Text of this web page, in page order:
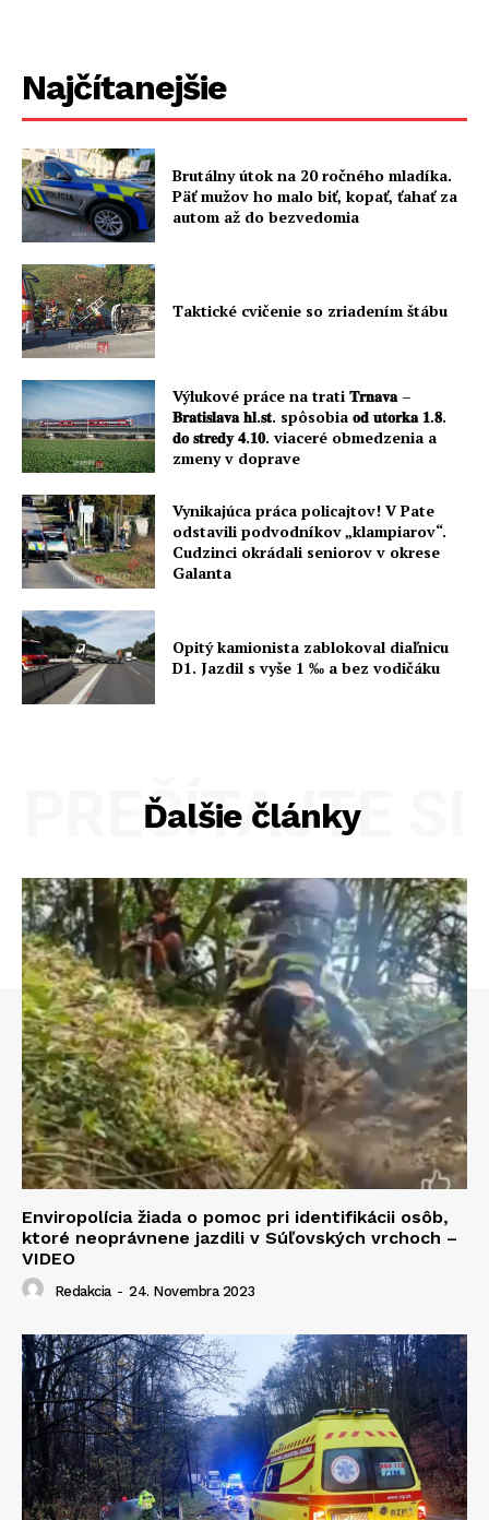
Najčítanejšie
Brutálny útok na 20 ročného mladíka.
Päť mužov ho malo biť, kopať, ťahať za
autom až do bezvedomia
Taktické cvičenie so zriadením štábu
Výlukové práce na trati 𝐓𝐫𝐧𝐚𝐯𝐚 –
𝐁𝐫𝐚𝐭𝐢𝐬𝐥𝐚𝐯𝐚 𝐡𝐥.𝐬𝐭. spôsobia 𝐨𝐝 𝐮𝐭𝐨𝐫𝐤𝐚 𝟏.𝟖.
𝐝𝐨 𝐬𝐭𝐫𝐞𝐝𝐲 𝟒.𝟏𝟎. viaceré obmedzenia a
zmeny v doprave
Vynikajúca práca policajtov! V Pate
odstavili podvodníkov „klampiarov“.
Cudzinci okrádali seniorov v okrese
Galanta
Opitý kamionista zablokoval diaľnicu
D1. Jazdil s vyše 1 ‰ a bez vodičáku
Ďalšie články
PREČÍTAJTE SI
Enviropolícia žiada o pomoc pri identifikácii osôb,
ktoré neoprávnene jazdili v Súľovských vrchoch –
VIDEO
Redakcia - 24. Novembra 2023